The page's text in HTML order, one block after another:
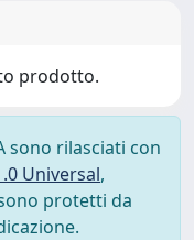
prodotto.
sono rilasciati con
Universal,
protetti da